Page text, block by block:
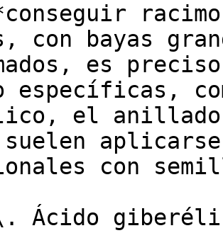
con bayas
es
específicas,
el anillado
suelen
con
Ácido